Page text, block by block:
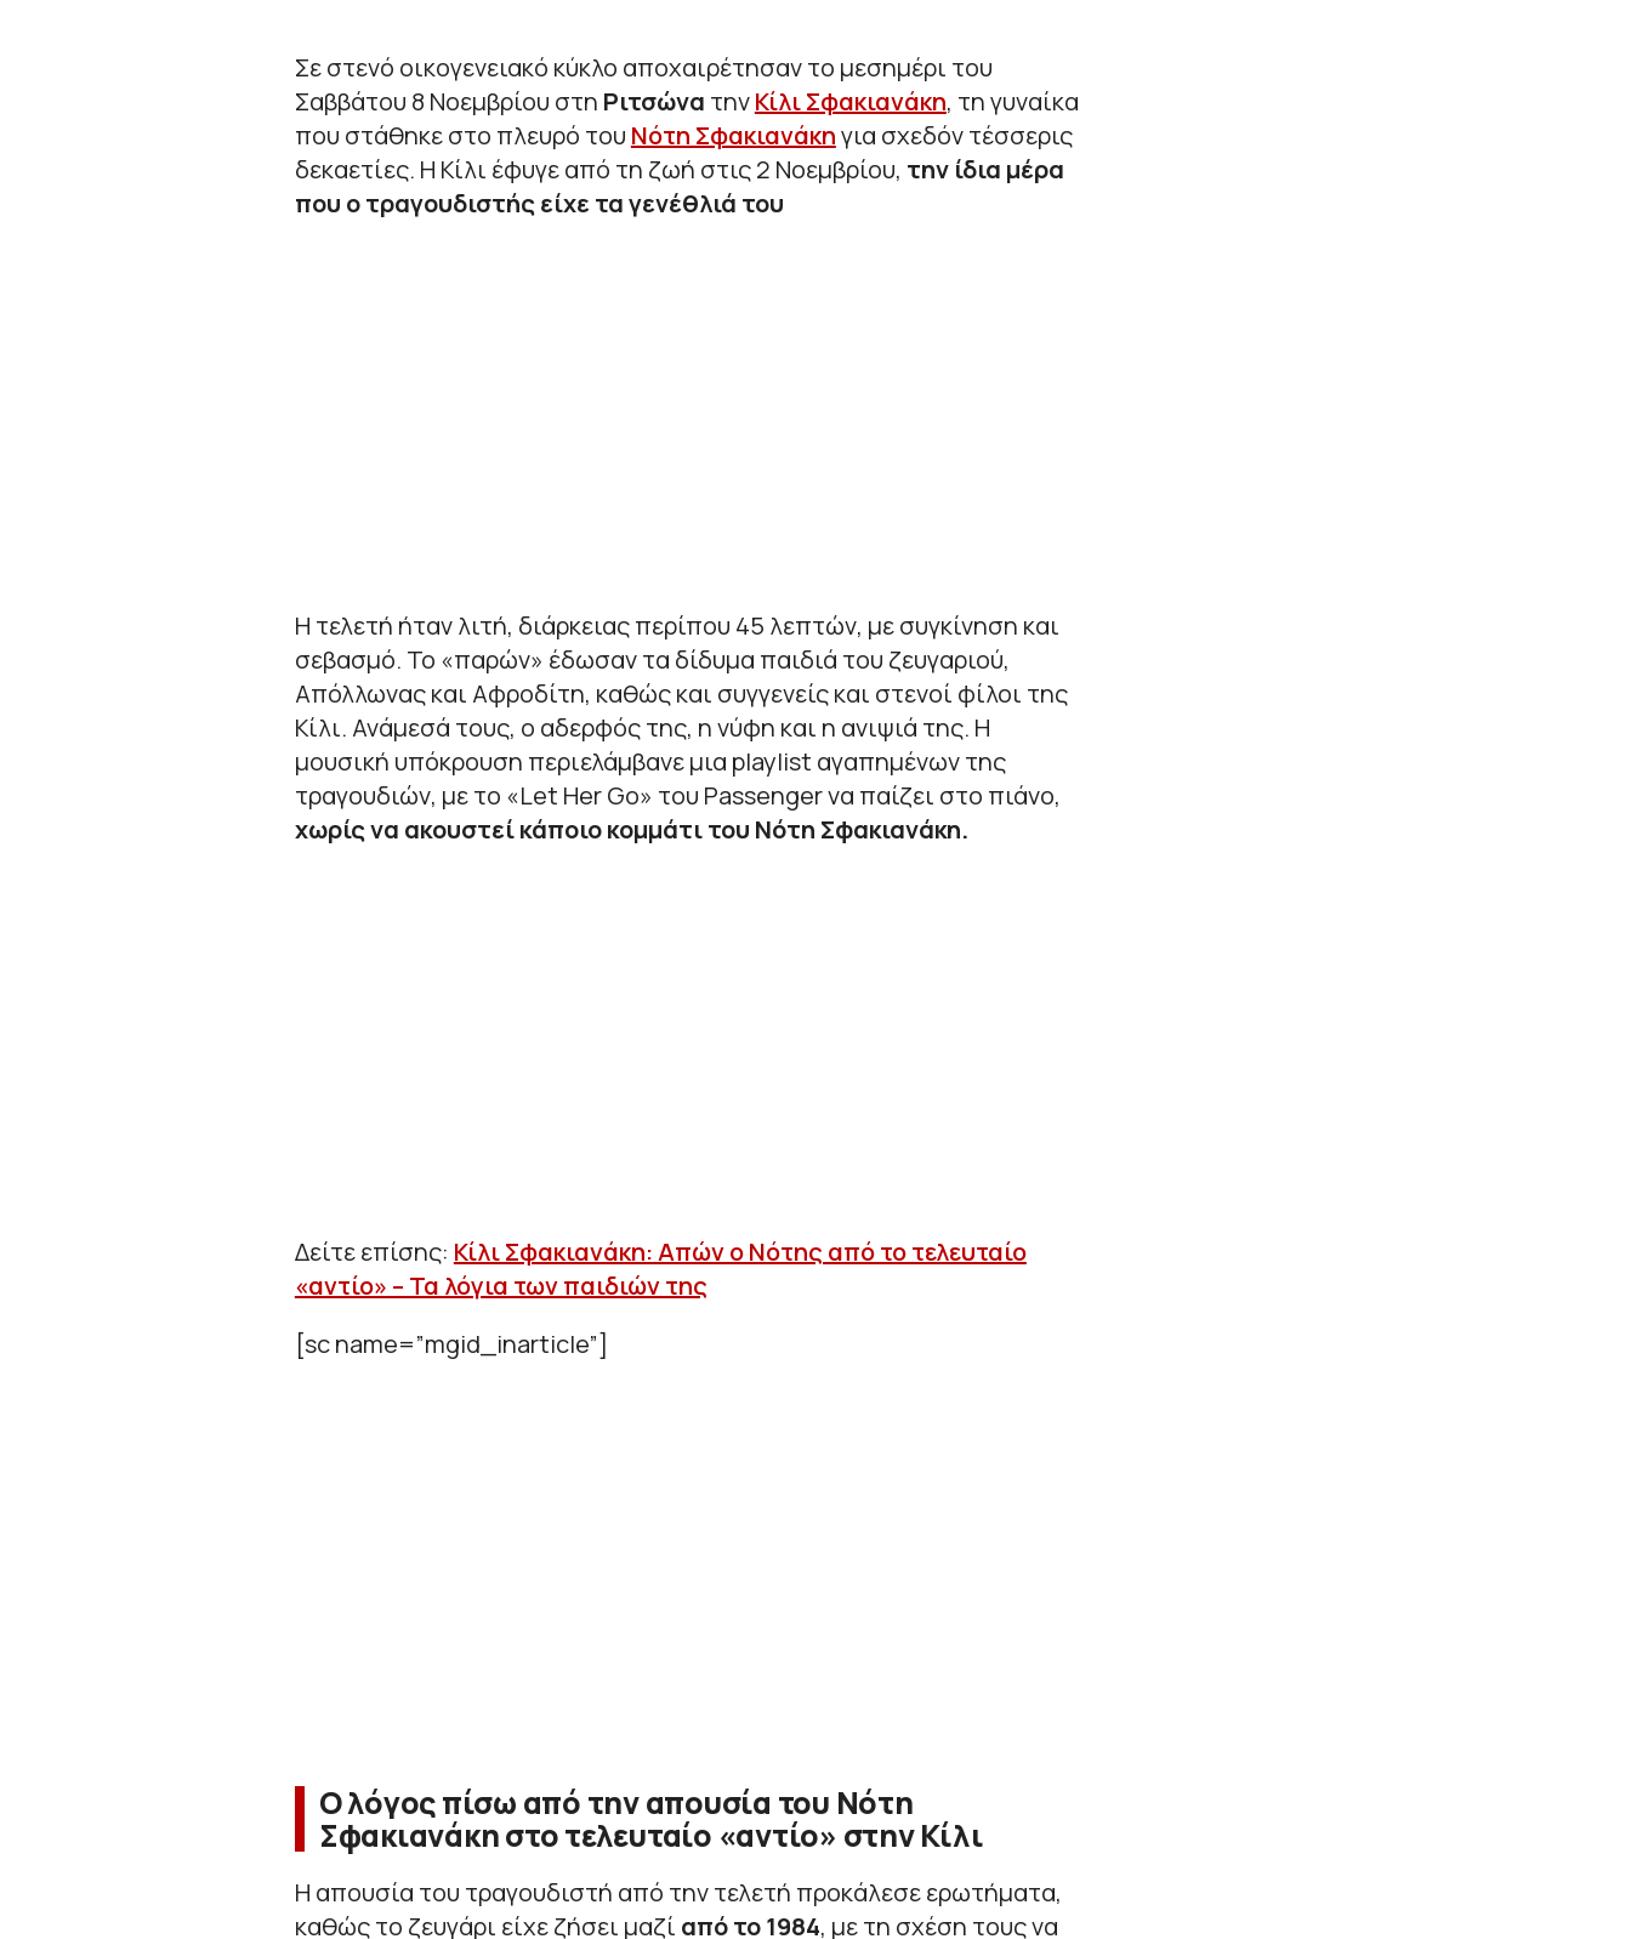
Σε στενό οικογενειακό κύκλο αποχαιρέτησαν το μεσημέρι του
Σαββάτου 8 Νοεμβρίου στη Ριτσώνα τηνΚίλι Σφακιανάκη, τη γυναίκα
που στάθηκε στο πλευρό του Νότη Σφακιανάκηγια σχεδόν τέσσερις
δεκαετίες. Η Κίλι έφυγε από τη ζωή στις 2 Νοεμβρίου, την ίδια μέρα
που ο τραγουδιστής είχε τα γενέθλιά του
Η τελετή ήταν λιτή, διάρκειας περίπου 45 λεπτών, με συγκίνηση και
σεβασμό. Το «παρών» έδωσαν τα δίδυμα παιδιά του ζευγαριού,
Απόλλωνας και Αφροδίτη, καθώς και συγγενείς και στενοί φίλοι της
Κίλι. Ανάμεσά τους, ο αδερφός της, η νύφη και η ανιψιά της. Η
μουσική υπόκρουση περιελάμβανε μια playlist αγαπημένων της
τραγουδιών, με το «Let Her Go» του Passenger να παίζει στο πιάνο,
χωρίς να ακουστεί κάποιο κομμάτι του Νότη Σφακιανάκη.
Δείτε επίσης: Κίλι Σφακιανάκη: Απών ο Νότης από το τελευταίο
«αντίο» – Τα λόγια των παιδιών της
[sc name=”mgid_inarticle”]
Ο λόγος πίσω από την απουσία του Νότη
Σφακιανάκη στο τελευταίο «αντίο» στην Κίλι
Η απουσία του τραγουδιστή από την τελετή προκάλεσε ερωτήματα,
καθώς το ζευγάρι είχε ζήσει μαζί από το 1984, με τη σχέση τους να